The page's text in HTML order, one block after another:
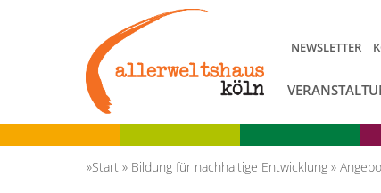
NEWSLETTER
Start » Bildung für nachhaltige Entwicklung »